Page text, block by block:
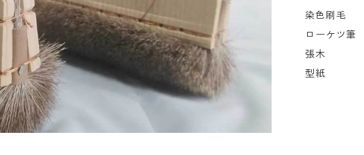
染色刷毛
ローケツ筆
張木
型紙